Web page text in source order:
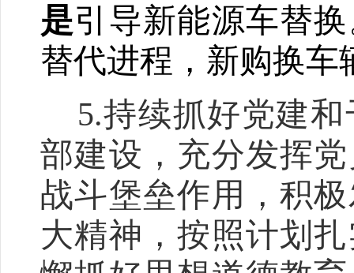
是引导新能源车替
替代进程，新购换车
5.持续抓好党建
部建设，充分发挥
战斗堡垒作用，积
大精神，按照计划